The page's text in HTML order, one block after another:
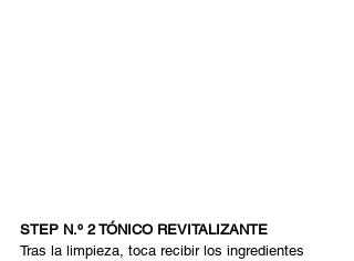
STEP N.º 2 TÓNICO REVITALIZANTE
Tras la limpieza, toca recibir los ingredientes